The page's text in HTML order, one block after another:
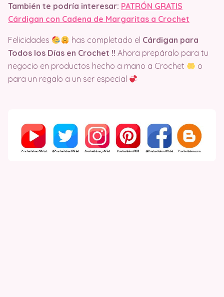
También te podría interesar: PATRÓN GRATIS
Cárdigan con Cadena de Margaritas a Crochet
Felicidades has completado el Cárdigan para
Todos los Días en Crochet !! Ahora prepáralo para tu
negocio en productos hecho a mano a Crochet
o
para un regalo a un ser especial